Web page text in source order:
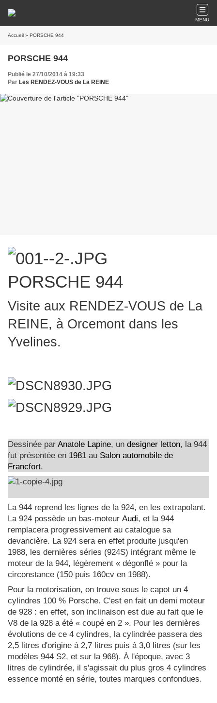
MENU
Accueil » PORSCHE 944
PORSCHE 944
Publié le 27/10/2014 à 19:33
Par Les RENDEZ-VOUS de La REINE
PORSCHE 944
Visite aux RENDEZ-VOUS de La
REINE, à Orcemont dans les
Yvelines.
Dessinée par Anatole Lapine, un designer letton, la 944
fut présentée en 1981 au Salon automobile de
Francfort.
La 944 reprend les lignes de la 924, en les extrapolant.
La 924 possède un bas-moteur Audi, et la 944
remplacera progressivement au catalogue sa
devancière. La 924 sera en effet produite jusqu'en
1988, les dernières séries (924S) intégrant même le
moteur de la 944, légèrement « dégonflé » pour la
circonstance (150 puis 160cv en 1988).
Pour la motorisation, on trouve sous le capot un 4
cylindres 100 % Porsche. C'est en fait un demi moteur
de 928 : en effet, son inclinaison est due au fait que le
V8 de la 928 a été « coupé en 2 ». Pour les dernières
évolutions de ce 4 cylindres, la cylindrée passera des
2,5 litres d'origine à 2,7 litres puis à 3,0 litres (sur les
modèles 944 S2, et sur la 968). À l'époque, avec 3
litres de cylindrée, il s'agissait du plus gros 4 cylindres
essence monté en série, toutes marques confondues.